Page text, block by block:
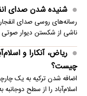
شنیده شدن صدای
رسانه‌های روسی صدای
ناشی از شکستن دیوار صوتی
ریاض، آنکارا و
چیست؟
اضافه شدن ترکیه به یک
اسلام‌آباد را از سطح